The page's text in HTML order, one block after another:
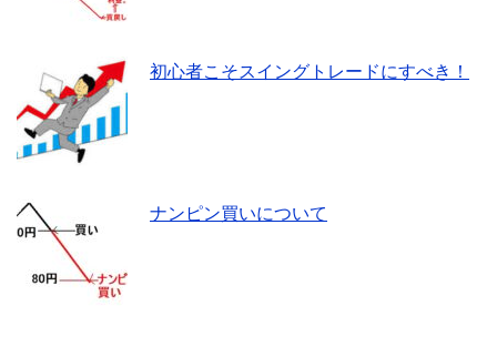
初心者こそスイングトレードにすべき！
ナンピン買いについて